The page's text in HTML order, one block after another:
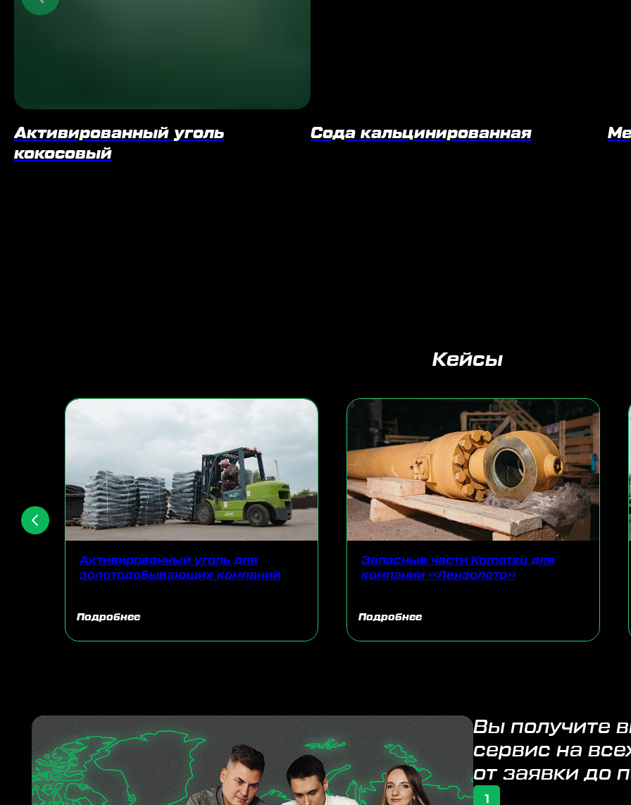
Активированный уголь
кокосовый
Сода кальцинированная
Активированный уголь для
золотодобывающих компаний
Подробнее
Запасные части Komatsu для
компании «Лензолото»
Подробнее
Вы получите
сервис на всех
от заявки до
1
Наши специалисты найдут необходимое
оборудование, лучшего поставщика
из топовых мировых брендов и организуют
надежный, быстрый логистический путь
на самых выгодных условиях